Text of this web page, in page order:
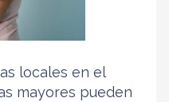
locales en el
mayores pueden